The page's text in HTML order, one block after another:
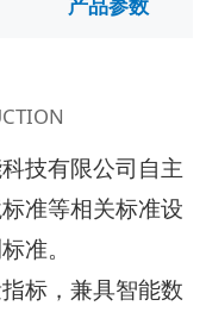
产品参数
技有限公司自主
准等相关标准设
准。
标，兼具智能数